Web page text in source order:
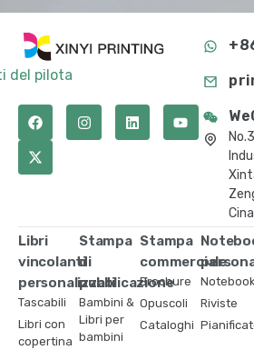
del pilota
Libri
vincolanti
personalizzati
Tascabili
Libri con
copertina
Stampa
di
pubblicazione
Bambini &
Libri per
bambini
Stampa
commerciale
Brochure
Opuscoli
Cataloghi
Riviste